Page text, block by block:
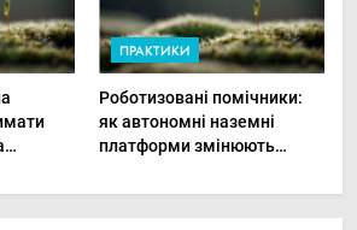
ПРАКТИКИ
Роботизовані помічники:
як автономні наземні
платформи змінюють
овочами